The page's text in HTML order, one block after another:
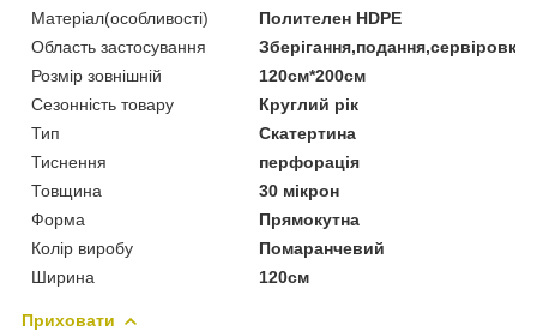
Матеріал(особливості)
Полителен HDPE
Область застосування
Зберігання,подання,сервіровка
Розмір зовнішній
120см*200см
Сезонність товару
Круглий рік
Тип
Скатертина
Тиснення
перфорація
Товщина
30 мікрон
Форма
Прямокутна
Колір виробу
Помаранчевий
Ширина
120см
Приховати